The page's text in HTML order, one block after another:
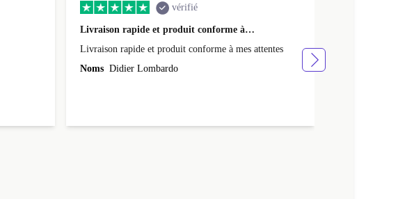
du
en
vérifié
Livraison rapide et produit conforme à…
Livraison rapide et produit conforme à mes attentes
Noms Didier Lombardo